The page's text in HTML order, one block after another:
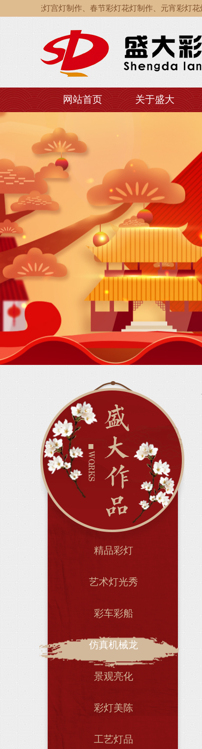
花灯宫灯制作、春节彩灯花灯制作、元宵彩灯花灯
花灯宫灯制作、春节彩灯花灯制作、元宵彩灯花灯
网站首页 关于盛大
精品彩灯
艺术灯光秀
彩车彩船
仿真机械龙
景观亮化
彩灯美陈
工艺灯品